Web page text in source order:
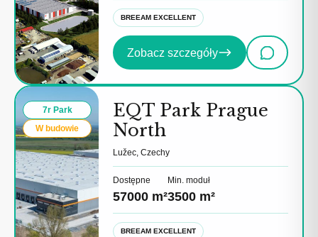
BREEAM EXCELLENT
Zobacz szczegóły
7r Park
W budowie
EQT Park Prague
North
Lužec, Czechy
Dostępne
57000 m²
Min. moduł
3500 m²
BREEAM EXCELLENT